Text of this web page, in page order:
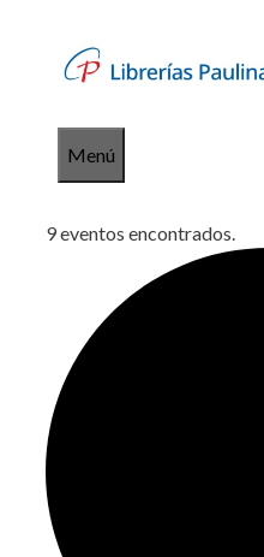
contenido
Menú
9 eventos encontrados.